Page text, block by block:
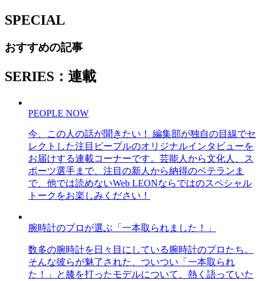
SPECIAL
おすすめの記事
SERIES：連載
PEOPLE NOW
今、この人の話が聞きたい！ 編集部が独自の目線でセ
レクトした注目ピープルのオリジナルインタビューを
お届けする連載コーナーです。芸能人から文化人、ス
ポーツ選手まで、注目の新人から納得のベテランま
で、他では読めないWeb LEONならではのスペシャル
トークをお楽しみください！
腕時計のプロが選ぶ「一本取られました！」
数多の腕時計を日々目にしている腕時計のプロたち。
そんな彼らが魅了された、ついつい「一本取られ
た！」と膝を打ったモデルについて、熱く語っていた